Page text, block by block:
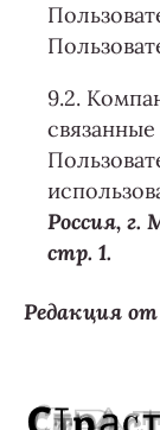
9.2.
Россия, г.
стр. 1.
Редакция от